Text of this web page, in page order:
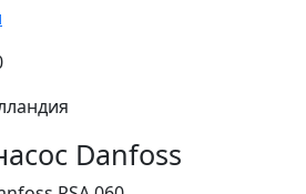
Danfoss